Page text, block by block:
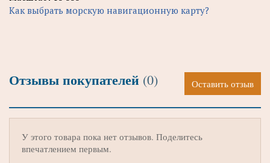
Как выбрать морскую навигационную карту?
Отзывы покупателей (0) Оставить отзыв
У этого товара пока нет отзывов. Поделитесь
впечатлением первым.